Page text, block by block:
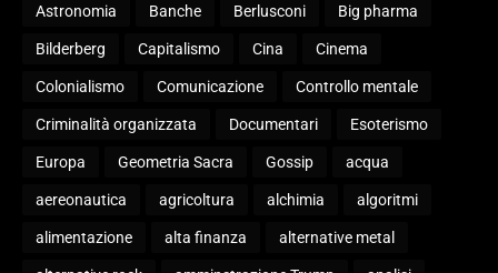
Astronomia Banche Berlusconi Big pharma
Bilderberg Capitalismo Cina Cinema
Colonialismo Comunicazione Controllo mentale
Criminalità organizzata Documentari Esoterismo
Europa Geometria Sacra Gossip acqua
aereonautica agricoltura alchimia algoritmi
alimentazione alta finanza alternative metal